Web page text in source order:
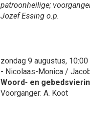
patroonheilige;
Jozef Essing o.p.
zondag 9 augustus, 10:00
- Nicolaas-Monica /
Woord- en
Voorganger: A. Koot